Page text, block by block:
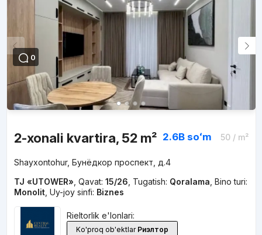
0
2-xonali kvartira, 52 m² 2.6B soʻm 50/ m²
Shayxontohur, Бунёдкор проспект, д.4
TJ «UTOWER» Qavat: 15/26 Tugatish: Qoralama Bino turi:
Monolit, Uy-joy sinfi: Biznes
Rieltorlik e'lonlari:
Ko'proq ob'ektlar Риэлтор